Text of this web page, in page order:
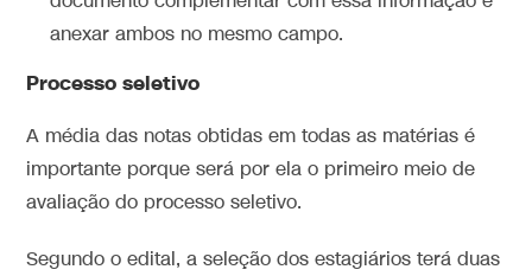
anexar ambos no mesmo campo.
Processo seletivo
A média das notas obtidas em todas as matérias é
importante porque será por ela o primeiro meio de
avaliação do processo seletivo.
Segundo o edital, a seleção dos estagiários terá duas